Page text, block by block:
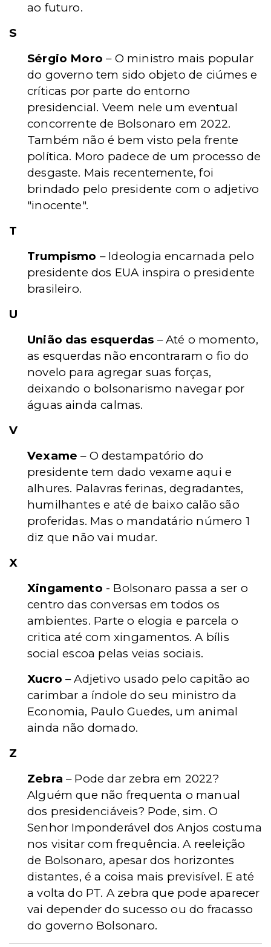
ao futuro.
S
Sérgio Moro – O ministro mais popular
do governo tem sido objeto de ciúmes e
críticas por parte do entorno
presidencial. Veem nele um eventual
concorrente de Bolsonaro em 2022.
Também não é bem visto pela frente
política. Moro padece de um processo de
desgaste. Mais recentemente, foi
brindado pelo presidente com o adjetivo
"inocente".
T
Trumpismo – Ideologia encarnada pelo
presidente dos EUA inspira o presidente
brasileiro.
U
União das esquerdas – Até o momento,
as esquerdas não encontraram o fio do
novelo para agregar suas forças,
deixando o bolsonarismo navegar por
águas ainda calmas.
V
Vexame – O destampatório do
presidente tem dado vexame aqui e
alhures. Palavras ferinas, degradantes,
humilhantes e até de baixo calão são
proferidas. Mas o mandatário número 1
diz que não vai mudar.
X
Xingamento - Bolsonaro passa a ser o
centro das conversas em todos os
ambientes. Parte o elogia e parcela o
critica até com xingamentos. A bílis
social escoa pelas veias sociais.
Xucro – Adjetivo usado pelo capitão ao
carimbar a índole do seu ministro da
Economia, Paulo Guedes, um animal
ainda não domado.
Z
Zebra – Pode dar zebra em 2022?
Alguém que não frequenta o manual
dos presidenciáveis? Pode, sim. O
Senhor Imponderável dos Anjos costuma
nos visitar com frequência. A reeleição
de Bolsonaro, apesar dos horizontes
distantes, é a coisa mais previsível. E até
a volta do PT. A zebra que pode aparecer
vai depender do sucesso ou do fracasso
do governo Bolsonaro.